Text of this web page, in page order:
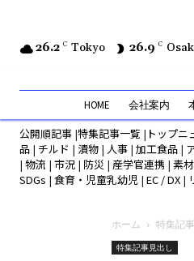
26.2 C Tokyo 26.9 C
HOME 会社案内
公開順記事 |特集記事一覧 | トップニ
品 | チルド | 漬物 | 人事 | 加工食品 |
| 物流 | 市況 | 防災 | 産学官連携 | 素
SDGs | 食育・児童乳幼児 | EC / DX |
ホーム 特集記
特集記事見出し